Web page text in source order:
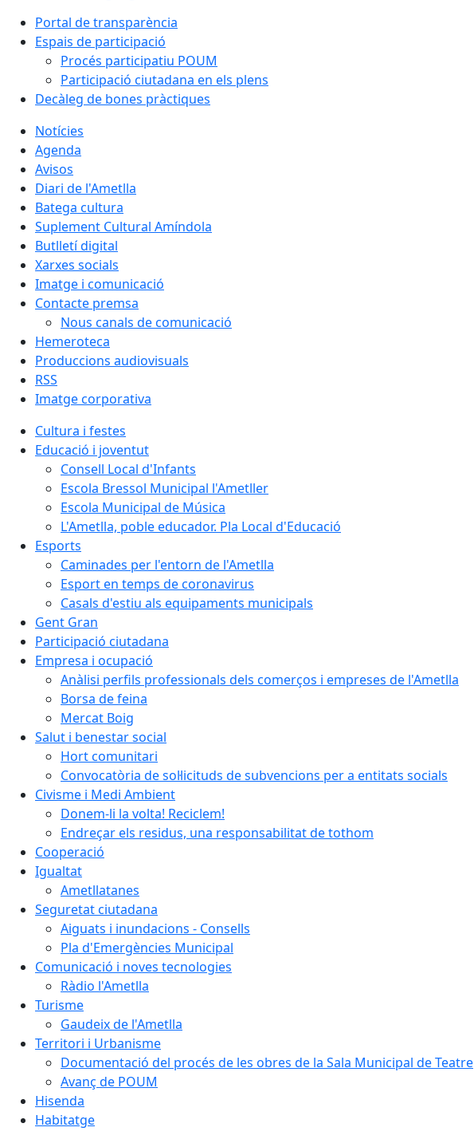
Portal de transparència
Espais de participació
Procés participatiu POUM
Participació ciutadana en els plens
Decàleg de bones pràctiques
Notícies
Agenda
Avisos
Diari de l'Ametlla
Batega cultura
Suplement Cultural Amíndola
Butlletí digital
Xarxes socials
Imatge i comunicació
Contacte premsa
Nous canals de comunicació
Hemeroteca
Produccions audiovisuals
RSS
Imatge corporativa
Cultura i festes
Educació i joventut
Consell Local d'Infants
Escola Bressol Municipal l'Ametller
Escola Municipal de Música
L'Ametlla, poble educador. Pla Local d'Educació
Esports
Caminades per l'entorn de l'Ametlla
Esport en temps de coronavirus
Casals d'estiu als equipaments municipals
Gent Gran
Participació ciutadana
Empresa i ocupació
Anàlisi perfils professionals dels comerços i empreses de l'Ametlla
Borsa de feina
Mercat Boig
Salut i benestar social
Hort comunitari
Convocatòria de sol·licituds de subvencions per a entitats socials
Civisme i Medi Ambient
Donem-li la volta! Reciclem!
Endreçar els residus, una responsabilitat de tothom
Cooperació
Igualtat
Ametllatanes
Seguretat ciutadana
Aiguats i inundacions - Consells
Pla d'Emergències Municipal
Comunicació i noves tecnologies
Ràdio l'Ametlla
Turisme
Gaudeix de l'Ametlla
Territori i Urbanisme
Documentació del procés de les obres de la Sala Municipal de Teatre
Avanç de POUM
Hisenda
Habitatge